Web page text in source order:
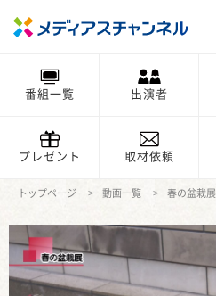
番組一覧 出演者
プレゼント 取材依頼
トップページ 動画一覧 春の盆栽展